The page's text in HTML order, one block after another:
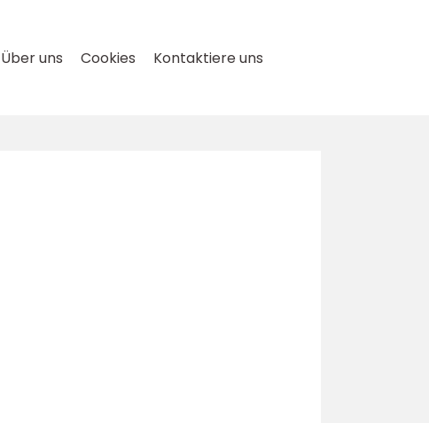
Über uns Cookies Kontaktiere uns